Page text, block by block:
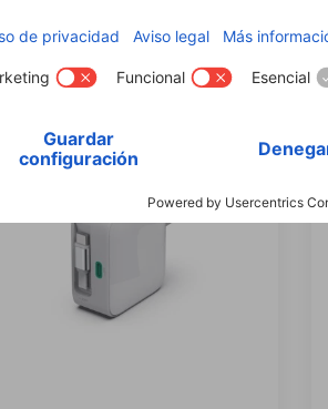
4,99 EUR